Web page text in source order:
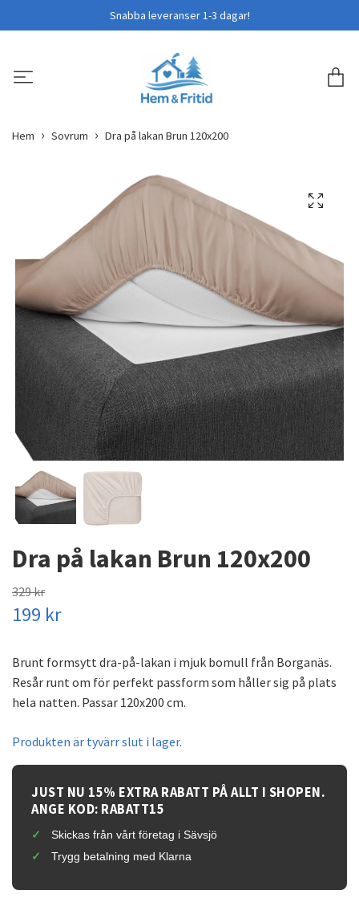
Snabba leveranser 1-3 dagar!
Hem Sovrum Dra på lakan Brun 120x200
Dra på lakan Brun 120x200
329 kr
199 kr
Brunt formsytt dra-på-lakan i mjuk bomull från Borganäs.
Resår runt om för perfekt passform som håller sig på plats
hela natten. Passar 120x200 cm.
Produkten är tyvärr slut i lager.
JUST NU 15% EXTRA RABATT PÅ ALLT I SHOPEN.
ANGE KOD: RABATT15
Skickas från vårt företag i Sävsjö
Trygg betalning med Klarna